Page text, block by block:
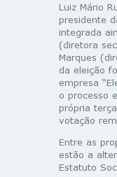
Luiz Mário
presidente
integrada
(diretora
Marques
da eleição
empresa
o processo
própria
votação
Entre as
estão a
Estatuto